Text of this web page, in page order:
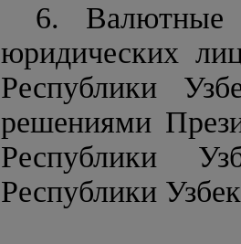
6. Валютные
юридических
Республики
решениями
Республики
Республики